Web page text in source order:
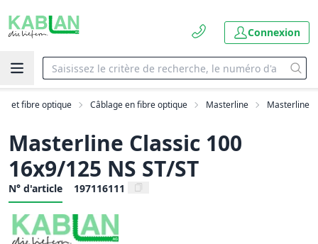
Connexion
et fibre optique Câblage en fibre optique Masterline Masterline
Masterline Classic 100
16x9/125 NS ST/ST
N° d'article 197116111